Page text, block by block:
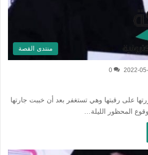
منتدى القصة
2022-
0
على رقبتها وهي تستغفر بعد أن خببت جارتها
المحظور الليلة…